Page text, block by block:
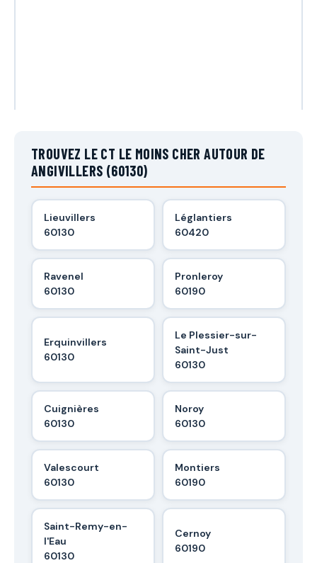
TROUVEZ LE CT LE MOINS CHER AUTOUR DE
ANGIVILLERS (60130)
Lieuvillers
60130
Léglantiers
60420
Ravenel
60130
Pronleroy
60190
Erquinvillers
60130
Le Plessier-sur-
Saint-Just
60130
Cuignières
60130
Noroy
60130
Valescourt
60130
Montiers
60190
Saint-Remy-en-
l'Eau
60130
Cernoy
60190